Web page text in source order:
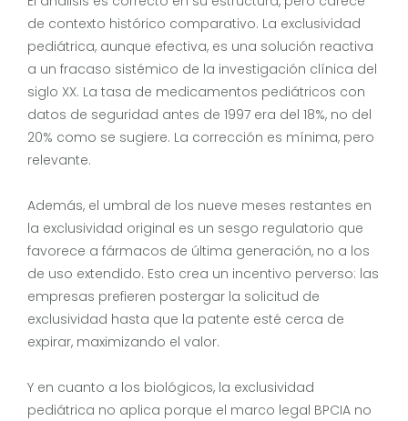
de contexto histórico comparativo. La exclusividad
pediátrica, aunque efectiva, es una solución reactiva
a un fracaso sistémico de la investigación clínica del
siglo XX. La tasa de medicamentos pediátricos con
datos de seguridad antes de 1997 era del 18%, no del
20% como se sugiere. La corrección es mínima, pero
relevante.
Además, el umbral de los nueve meses restantes en
la exclusividad original es un sesgo regulatorio que
favorece a fármacos de última generación, no a los
de uso extendido. Esto crea un incentivo perverso: las
empresas prefieren postergar la solicitud de
exclusividad hasta que la patente esté cerca de
expirar, maximizando el valor.
Y en cuanto a los biológicos, la exclusividad
pediátrica no aplica porque el marco legal BPCIA no